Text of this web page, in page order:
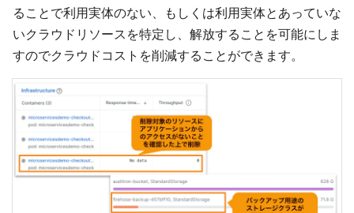
ることで利用実体のない、もしくは利用実体とあっていな
いクラウドリソースを特定し、解放することを可能にしま
すのでクラウドコストを削減することができます。